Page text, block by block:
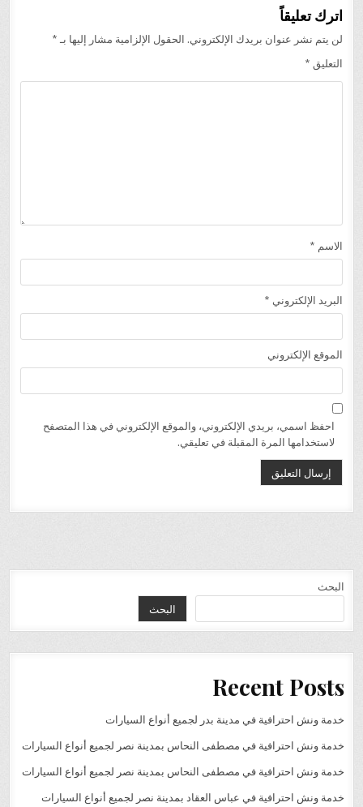
اترك تعليقاً
لن يتم نشر عنوان بريدك الإلكتروني. الحقول الإلزامية مشار إليها بـ *
التعليق *
الاسم *
البريد الإلكتروني *
الموقع الإلكتروني
احفظ اسمي، بريدي الإلكتروني، والموقع الإلكتروني في هذا المتصفح
لاستخدامها المرة المقبلة في تعليقي.
البحث
البحث
Recent Posts
خدمة ونش احترافية في مدينة بدر لجميع أنواع السيارات
خدمة ونش احترافية في مصطفى النحاس بمدينة نصر لجميع أنواع السيارات
خدمة ونش احترافية في مصطفى النحاس بمدينة نصر لجميع أنواع السيارات
خدمة ونش احترافية في عباس العقاد بمدينة نصر لجميع أنواع السيارات